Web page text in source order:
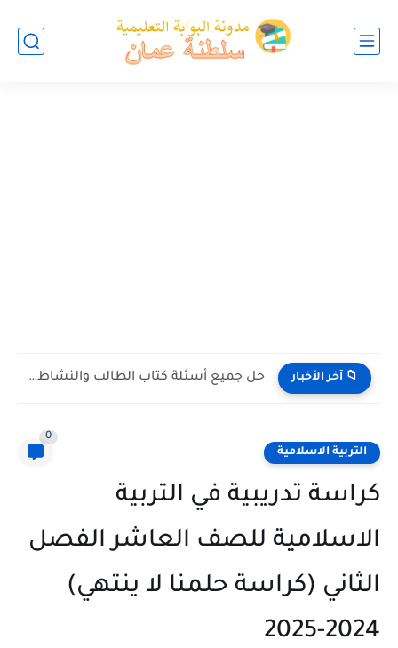
📁 آخر الأخبار حل جميع أسئلة كتاب الطالب والنشاط في الاحياء للصف العاشر...
التربية الاسلامية
0
كراسة تدريبية في التربية
الاسلامية للصف العاشر الفصل
الثاني (كراسة حلمنا لا ينتهي)
2024-2025